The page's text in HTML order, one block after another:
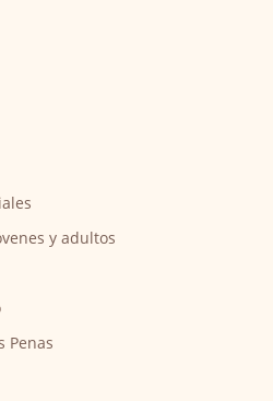
y adultos
Penas